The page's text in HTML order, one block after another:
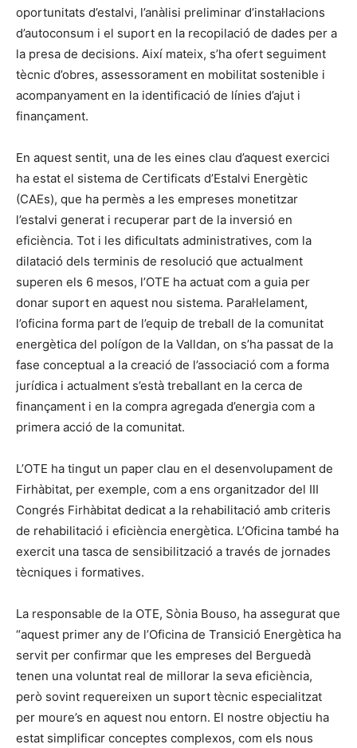
oportunitats d’estalvi, l’anàlisi preliminar d’instal·lacions
d’autoconsum i el suport en la recopilació de dades per a
la presa de decisions. Així mateix, s’ha ofert seguiment
tècnic d’obres, assessorament en mobilitat sostenible i
acompanyament en la identificació de línies d’ajut i
finançament.
En aquest sentit, una de les eines clau d’aquest exercici
ha estat el sistema de Certificats d’Estalvi Energètic
(CAEs), que ha permès a les empreses monetitzar
l’estalvi generat i recuperar part de la inversió en
eficiència. Tot i les dificultats administratives, com la
dilatació dels terminis de resolució que actualment
superen els 6 mesos, l’OTE ha actuat com a guia per
donar suport en aquest nou sistema. Paral·lelament,
l’oficina forma part de l’equip de treball de la comunitat
energètica del polígon de la Valldan, on s’ha passat de la
fase conceptual a la creació de l’associació com a forma
jurídica i actualment s’està treballant en la cerca de
finançament i en la compra agregada d’energia com a
primera acció de la comunitat.
L’OTE ha tingut un paper clau en el desenvolupament de
Firhàbitat, per exemple, com a ens organitzador del III
Congrés Firhàbitat dedicat a la rehabilitació amb criteris
de rehabilitació i eficiència energètica. L’Oficina també ha
exercit una tasca de sensibilització a través de jornades
tècniques i formatives.
La responsable de la OTE, Sònia Bouso, ha assegurat que
“aquest primer any de l’Oficina de Transició Energètica ha
servit per confirmar que les empreses del Berguedà
tenen una voluntat real de millorar la seva eficiència,
però sovint requereixen un suport tècnic especialitzat
per moure’s en aquest nou entorn. El nostre objectiu ha
estat simplificar conceptes complexos, com els nous